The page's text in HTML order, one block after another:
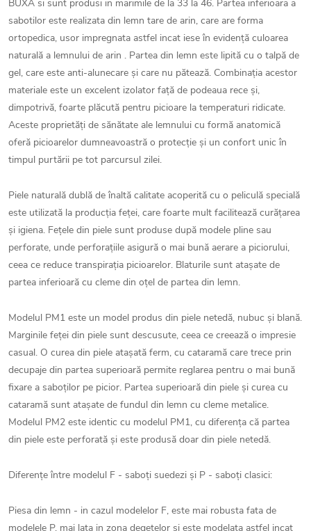
BUXA si sunt produsi in marimile de la 33 la 46. Partea inferioara a
sabotilor este realizata din lemn tare de arin, care are forma
ortopedica, usor impregnata astfel incat iese în evidenţă culoarea
naturală a lemnului de arin . Partea din lemn este lipită cu o talpă de
gel, care este anti-alunecare și care nu pătează. Combinația acestor
materiale este un excelent izolator față de podeaua rece și,
dimpotrivă, foarte plăcută pentru picioare la temperaturi ridicate.
Aceste proprietăți de sănătate ale lemnului cu formă anatomică
oferă picioarelor dumneavoastră o protecție și un confort unic în
timpul purtării pe tot parcursul zilei.
Piele naturală dublă de înaltă calitate acoperită cu o peliculă specială
este utilizată la producția feței, care foarte mult facilitează curățarea
și igiena. Fețele din piele sunt produse după modele pline sau
perforate, unde perforațiile asigură o mai bună aerare a piciorului,
ceea ce reduce transpirația picioarelor. Blaturile sunt atașate de
partea inferioară cu cleme din oțel de partea din lemn.
Modelul PM1 este un model produs din piele netedă, nubuc și blană.
Marginile feței din piele sunt descusute, ceea ce creează o impresie
casual. O curea din piele atașată ferm, cu cataramă care trece prin
decupaje din partea superioară permite reglarea pentru o mai bună
fixare a saboților pe picior. Partea superioară din piele și curea cu
cataramă sunt atașate de fundul din lemn cu cleme metalice.
Modelul PM2 este identic cu modelul PM1, cu diferența că partea
din piele este perforată și este produsă doar din piele netedă.
Diferențe între modelul F - saboți suedezi și P - saboți clasici:
Piesa din lemn - in cazul modelelor F, este mai robusta fata de
modelele P, mai lata in zona degetelor si este modelata astfel incat